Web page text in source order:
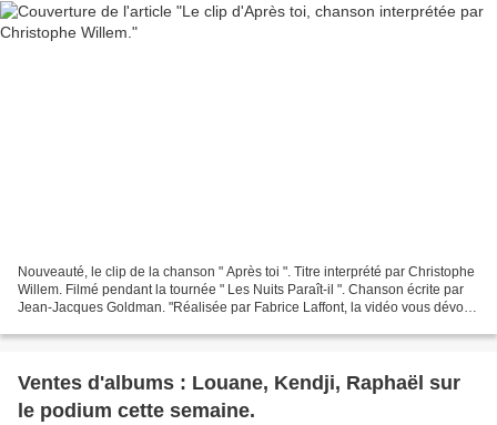
Nouveauté, le clip de la chanson " Après toi ". Titre interprété par Christophe
Willem. Filmé pendant la tournée " Les Nuits Paraît-il ". Chanson écrite par
Jean-Jacques Goldman. "Réalisée par Fabrice Laffont, la vidéo vous dévoile
Ventes d'albums : Louane, Kendji, Raphaël sur
le podium cette semaine.